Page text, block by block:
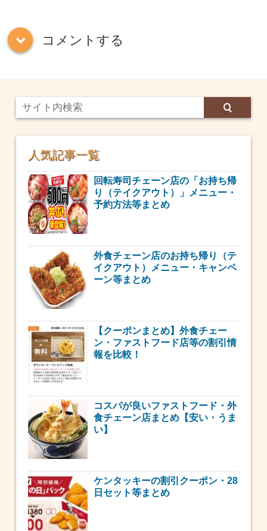
down コメントする
人気記事一覧
回転寿司チェーン店の「お持ち帰
り（テイクアウト）」メニュー・
予約方法等まとめ
外食チェーン店のお持ち帰り（テ
イクアウト）メニュー・キャンペ
ーン等まとめ
【クーポンまとめ】外食チェー
ン・ファストフード店等の割引情
報を比較！
コスパが良いファストフード・外
食チェーン店まとめ【安い・うま
い】
ケンタッキーの割引クーポン・28
日セット等まとめ